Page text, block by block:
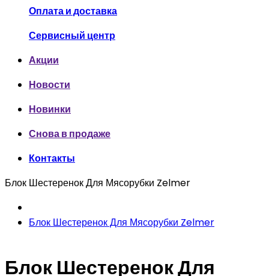
Оплата и доставка
Сервисный центр
Акции
Новости
Новинки
Снова в продаже
Контакты
Блок Шестеренок Для Мясорубки Zelmer
Блок Шестеренок Для Мясорубки Zelmer
Блок Шестеренок Для